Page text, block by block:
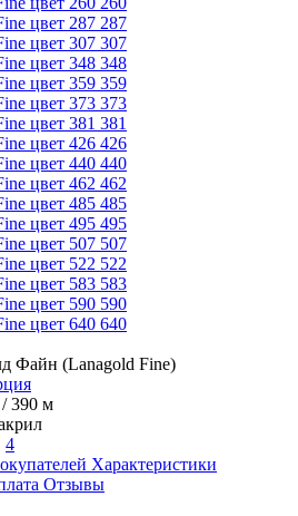
287
307
348
359
373
381
426
440
462
485
495
507
522
583
590
640
Файн (Lanagold Fine)
/ 390 м
4
Характеристики
Отзывы